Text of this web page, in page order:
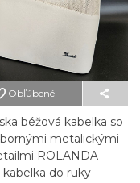
Obľúbené
béžová kabelka so
metalickými
ROLANDA -
kabelka do ruky